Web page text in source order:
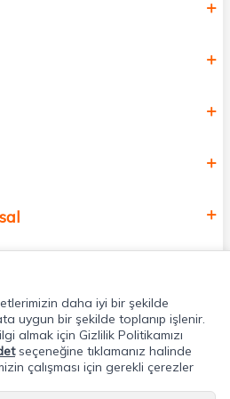
için bize katılın!
daha iyi bir şekilde
uygun bir şekilde toplanıp işlenir.
almak için Gizlilik Politikamızı
seçeneğine tıklamanız halinde
çalışması için gerekli çerezler